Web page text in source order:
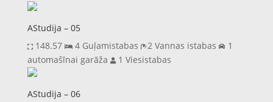
AStudija – 05
148.57
4 Guļamistabas 2 Vannas istabas 1
automašīnai garāža
1 Viesistabas
AStudija – 06